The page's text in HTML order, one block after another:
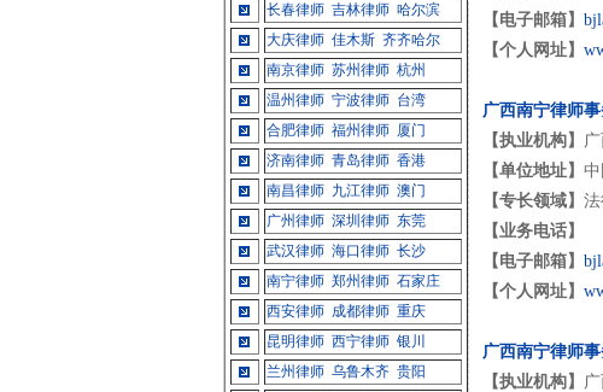
长春律师 吉林律师 哈尔滨
大庆律师 佳木斯 齐齐哈尔
南京律师 苏州律师 杭州
温州律师 宁波律师 台湾
合肥律师 福州律师 厦门
济南律师 青岛律师 香港
南昌律师 九江律师 澳门
广州律师 深圳律师 东莞
武汉律师 海口律师 长沙
南宁律师 郑州律师 石家庄
西安律师 成都律师 重庆
昆明律师 西宁律师 银川
兰州律师 乌鲁木齐 贵阳
【电子邮箱】
【个人网址】
广西南宁律师
【执业机构】
【单位地址】
【专长领域】
【业务电话】
【电子邮箱】
【个人网址】
广西南宁律师
【执业机构】